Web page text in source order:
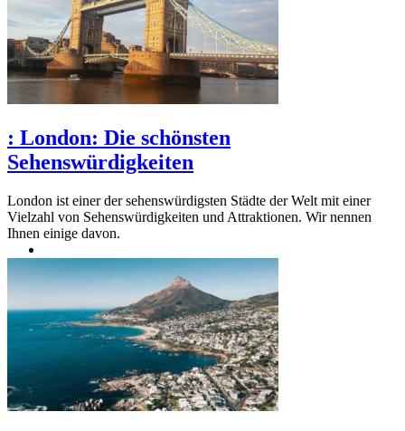
: London: Die schönsten
Sehenswürdigkeiten
London ist einer der sehenswürdigsten Städte der Welt mit einer
Vielzahl von Sehenswürdigkeiten und Attraktionen. Wir nennen
Ihnen einige davon.